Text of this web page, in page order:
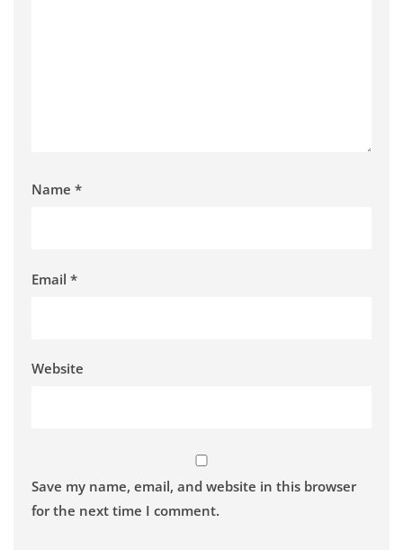
Name *
Email *
Website
Save my name, email, and website in this browser
for the next time I comment.